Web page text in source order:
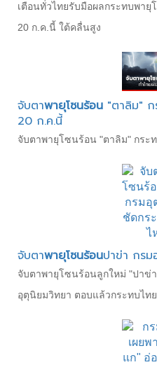
เตือนทั่วไทยรับมือผลกระทบพา
20 ก.ค.นี้ ใต้คลื่นสูง
จับตาพายุโซนร้อน "ตาลิม"
20 ก.ค.นี้
จับตาพายุโซนร้อน "ตาลิม" กระ
จับตาพายุโซนร้อนปาข่า กรม
จับตาพายุโซนร้อนลูกใหม่ "ปาข่
อุตุนิยมวิทยา ตอบแล้วกระทบไท